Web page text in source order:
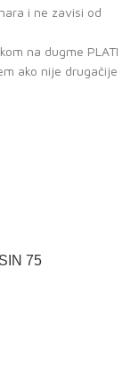
i ne zavisi od
na dugme PLATI
ako nije drugačije
75